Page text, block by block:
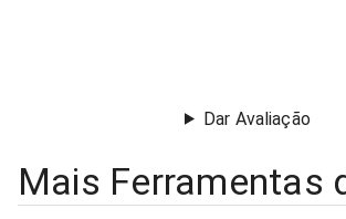
Dar Avaliação
Mais Ferramentas